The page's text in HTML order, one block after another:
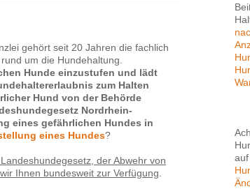
gehört seit 20 Jahren die fachlich
um die Hundehaltung.
Hunde einzustufen und lädt
zum Halten
Hund von der Behörde
Nordrhein-
eines gefährlichen Hundes in
eines Hundes?
der Abwehr von
Ihnen bundesweit zur Verfügung